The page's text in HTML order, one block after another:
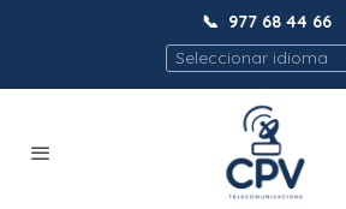
📞 977 68 44 66
Seleccionar idioma